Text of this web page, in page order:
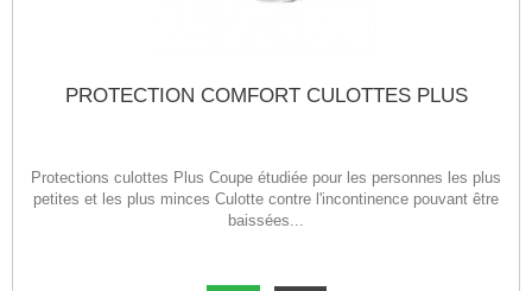
PROTECTION COMFORT CULOTTES PLUS
Protections culottes Plus Coupe étudiée pour les personnes les plus
petites et les plus minces Culotte contre l'incontinence pouvant être
baissées...